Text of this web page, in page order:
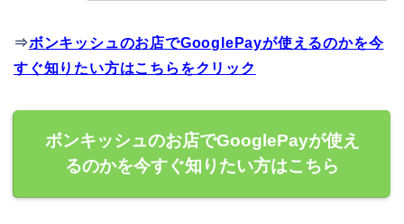
⇒ボンキッシュのお店でGooglePayが使えるのかを今
すぐ知りたい方はこちらをクリック
ボンキッシュのお店でGooglePayが使え
るのかを今すぐ知りたい方はこちら